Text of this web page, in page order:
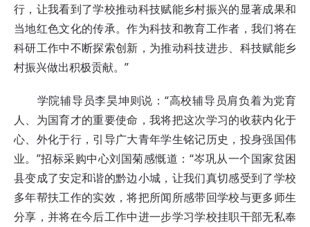
行，让我看到了学校推动科技赋能乡村振兴的显著成果和
当地红色文化的传承。作为科技和教育工作者，我们将在
科研工作中不断探索创新，为推动科技进步、科技赋能乡
村振兴做出积极贡献。”
学院辅导员李昊坤则说：“高校辅导员肩负着为党育
人、为国育才的重要使命，我将把这次学习的收获内化于
心、外化于行，引导广大青年学生铭记历史，投身强国伟
业。”招标采购中心刘国菊感慨道：“岑巩从一个国家贫困
县变成了安定和谐的黔边小城，让我们真切感受到了学校
多年帮扶工作的实效，将把所闻所感带回学校与更多师生
分享，并将在今后工作中进一步学习学校挂职干部无私奉